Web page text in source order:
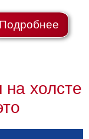
Подробнее
холсте